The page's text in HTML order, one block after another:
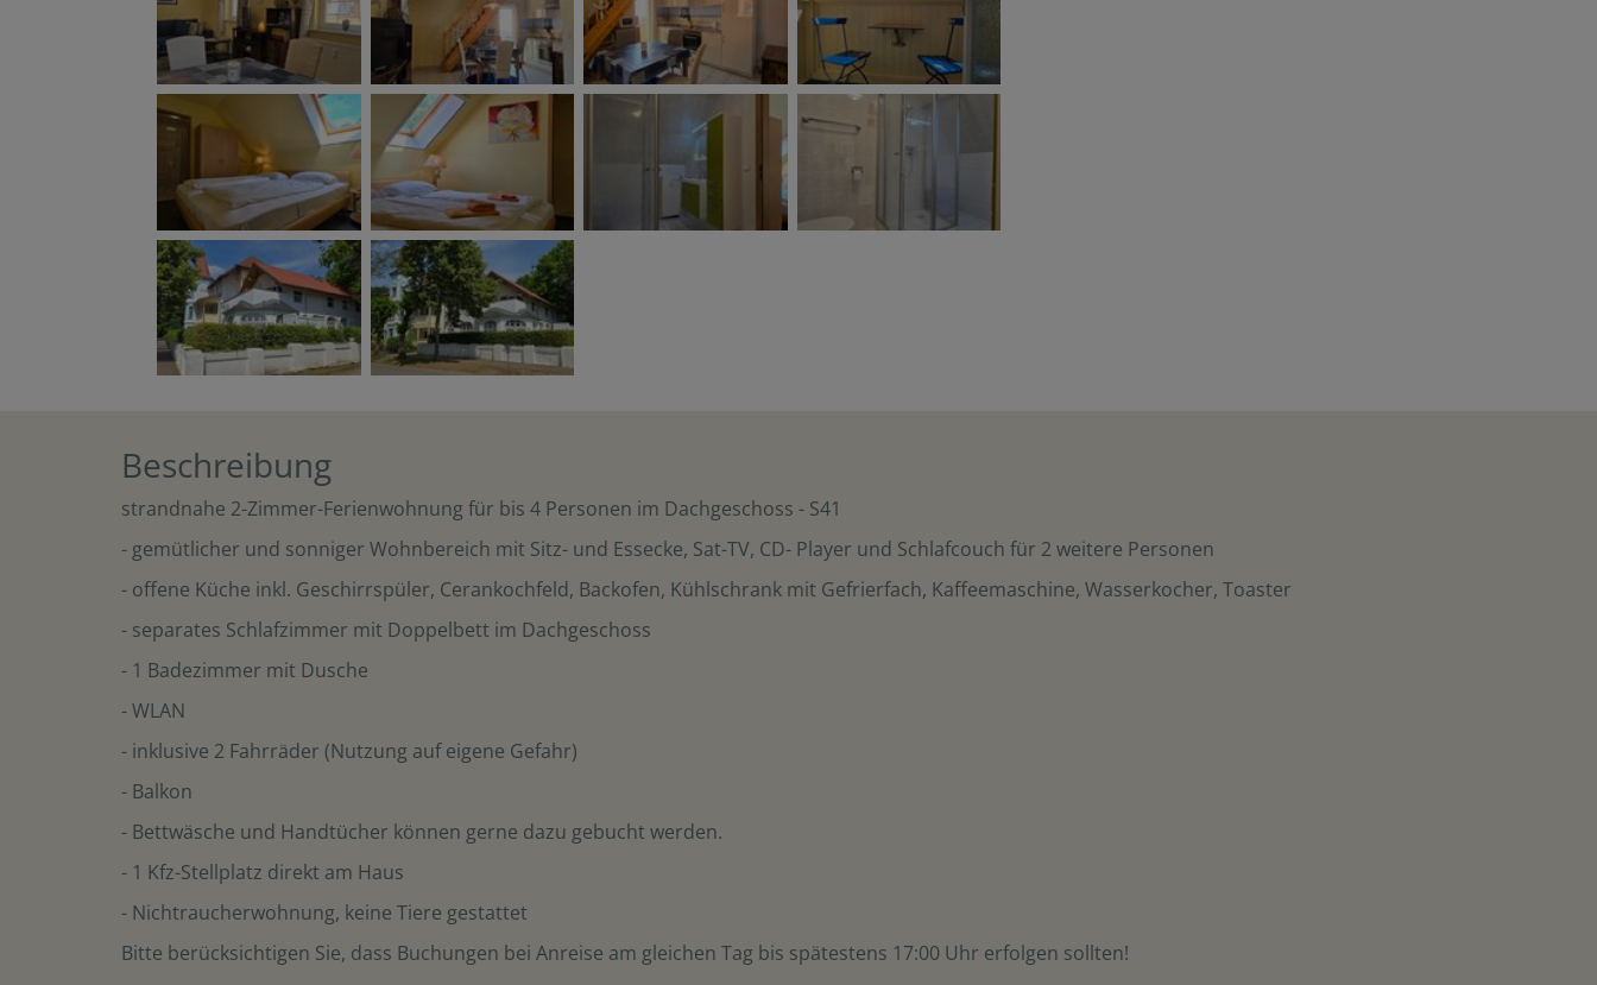
Beschreibung
strandnahe 2-Zimmer-Ferienwohnung für bis 4 Personen im Dachgeschoss - S41
- gemütlicher und sonniger Wohnbereich mit Sitz- und Essecke, Sat-TV, CD- Player und Schlafcouch für 2 weitere Personen
- offene Küche inkl. Geschirrspüler, Cerankochfeld, Backofen, Kühlschrank mit Gefrierfach, Kaffeemaschine, Wasserkocher, Toaster
- separates Schlafzimmer mit Doppelbett im Dachgeschoss
- 1 Badezimmer mit Dusche
- WLAN
- inklusive 2 Fahrräder (Nutzung auf eigene Gefahr)
- Balkon
- Bettwäsche und Handtücher können gerne dazu gebucht werden.
- 1 Kfz-Stellplatz direkt am Haus
- Nichtraucherwohnung, keine Tiere gestattet
Bitte berücksichtigen Sie, dass Buchungen bei Anreise am gleichen Tag bis spätestens 17:00 Uhr erfolgen sollten!